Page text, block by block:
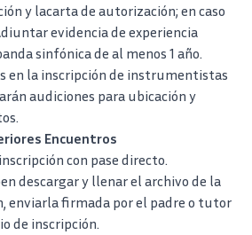
y lacarta de autorización; en caso
evidencia de experiencia
sinfónica de al menos 1 año.
en la inscripción de instrumentistas
audiciones para ubicación y
Encuentros
con pase directo.
descargar y llenar el archivo de la
enviarla firmada por el padre o tutor
de inscripción.